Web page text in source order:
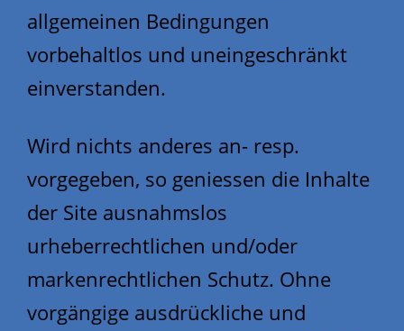
allgemeinen Bedingungen
vorbehaltlos und uneingeschränkt
einverstanden.
Wird nichts anderes an- resp.
vorgegeben, so geniessen die Inhalte
der Site ausnahmslos
urheberrechtlichen und/oder
markenrechtlichen Schutz. Ohne
vorgängige ausdrückliche und